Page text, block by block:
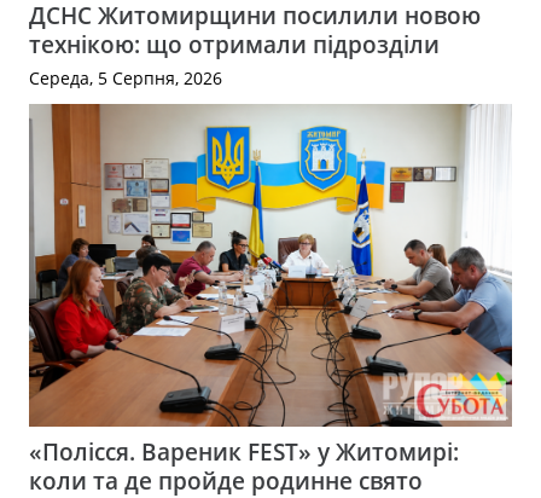
ДСНС Житомирщини посилили новою
технікою: що отримали підрозділи
Середа, 5 Серпня, 2026
«Полісся. Вареник FEST» у Житомирі:
коли та де пройде родинне свято